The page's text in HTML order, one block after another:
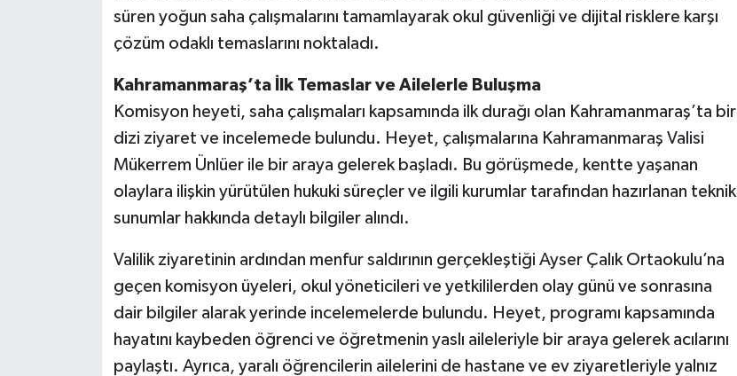
süren yoğun saha çalışmalarını tamamlayarak okul güvenliği ve dijital risklere karşı
çözüm odaklı temaslarını noktaladı.
Kahramanmaraş’ta İlk Temaslar ve Ailelerle Buluşma
Komisyon heyeti, saha çalışmaları kapsamında ilk durağı olan Kahramanmaraş’ta bir
dizi ziyaret ve incelemede bulundu. Heyet, çalışmalarına Kahramanmaraş Valisi
Mükerrem Ünlüer ile bir araya gelerek başladı. Bu görüşmede, kentte yaşanan
olaylara ilişkin yürütülen hukuki süreçler ve ilgili kurumlar tarafından hazırlanan teknik
sunumlar hakkında detaylı bilgiler alındı.
Valilik ziyaretinin ardından menfur saldırının gerçekleştiği Ayser Çalık Ortaokulu’na
geçen komisyon üyeleri, okul yöneticileri ve yetkililerden olay günü ve sonrasına
dair bilgiler alarak yerinde incelemelerde bulundu. Heyet, programı kapsamında
hayatını kaybeden öğrenci ve öğretmenin yaslı aileleriyle bir araya gelerek acılarını
paylaştı. Ayrıca, yaralı öğrencilerin ailelerini de hastane ve ev ziyaretleriyle yalnız